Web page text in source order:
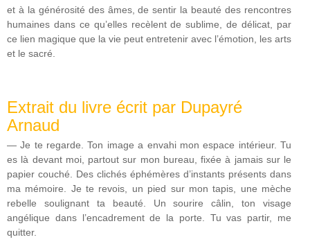
et à la générosité des âmes, de sentir la beauté des rencontres
humaines dans ce qu’elles recèlent de sublime, de délicat, par
ce lien magique que la vie peut entretenir avec l’émotion, les arts
et le sacré.
Extrait du livre écrit par Dupayré
Arnaud
— Je te regarde. Ton image a envahi mon espace intérieur. Tu
es là devant moi, partout sur mon bureau, fixée à jamais sur le
papier couché. Des clichés éphémères d’instants présents dans
ma mémoire. Je te revois, un pied sur mon tapis, une mèche
rebelle soulignant ta beauté. Un sourire câlin, ton visage
angélique dans l’encadrement de la porte. Tu vas partir, me
quitter.